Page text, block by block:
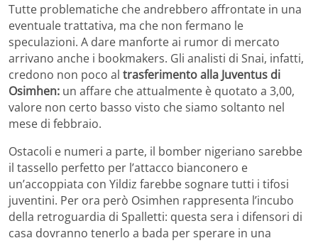
Tutte problematiche che andrebbero affrontate in una
eventuale trattativa, ma che non fermano le
speculazioni. A dare manforte ai rumor di mercato
arrivano anche i bookmakers. Gli analisti di Snai, infatti,
credono non poco al trasferimento alla Juventus di
Osimhen: un affare che attualmente è quotato a 3,00,
valore non certo basso visto che siamo soltanto nel
mese di febbraio.
Ostacoli e numeri a parte, il bomber nigeriano sarebbe
il tassello perfetto per l’attacco bianconero e
un’accoppiata con Yildiz farebbe sognare tutti i tifosi
juventini. Per ora però Osimhen rappresenta l’incubo
della retroguardia di Spalletti: questa sera i difensori di
casa dovranno tenerlo a bada per sperare in una